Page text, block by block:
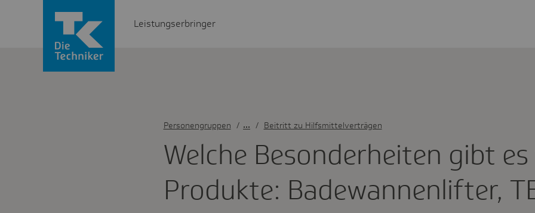
Leistungserbringer
Welche Beson­der­heiten gibt
Produkte: Bade­wan­nen­lif­ter,
Personengruppen / Beitritt zu Hilfsmittelverträgen